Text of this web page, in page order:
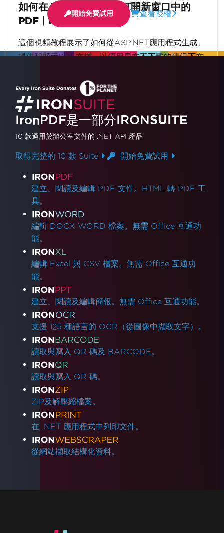
如何在ASP.NET C#中打開新窗口中的
PDF | IronPDF
這個視頻教程展示了如何從ASP.NET應用程式生成、
提供和顯示PDF文檔，以便用戶在不下載的情況下在
建動態PDF流。
閱讀更多
開始免費試用 查看授權
IronPDF是一部分IRONSUITE
10 款適用於辦公室文件的 .NET API 產品
取得完整的 10 款 Suite 開始免費試用
產品連結
建立、閱讀及編輯 PDF 文件。HTML 轉 PDF 工
具。
編輯 DOCX WORD 檔案。無需 Office 互通功
能。
編輯 Excel 與 CSV 檔案。無需 Office 互通功
能。
建立、閱讀及編輯簡報。無需 Office 互通功能。
支援 125 種語言的 OCR（從圖像中擷取文字）。
讀取與寫入 QR 碼及 BARCODE。
讀取與寫入 QR 碼。
ZIP及解壓縮檔案。
在 .NET 應用程式中列印文件。
從網站擷取結構化資料。